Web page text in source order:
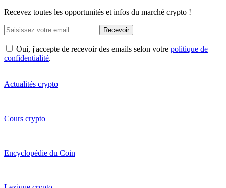
Recevez toutes les opportunités et infos du marché crypto !
Recevoir
Oui, j'accepte de recevoir des emails selon votre politique de
confidentialité.
Actualités crypto
Cours crypto
Encyclopédie du Coin